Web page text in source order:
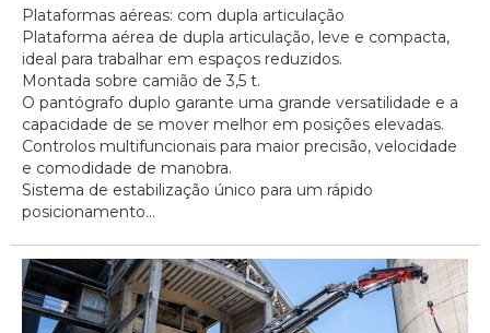
Plataformas aéreas: com dupla articulação
Plataforma aérea de dupla articulação, leve e compacta,
ideal para trabalhar em espaços reduzidos.
Montada sobre camião de 3,5 t.
O pantógrafo duplo garante uma grande versatilidade e a
capacidade de se mover melhor em posições elevadas.
Controlos multifuncionais para maior precisão, velocidade
e comodidade de manobra.
Sistema de estabilização único para um rápido
posicionamento...